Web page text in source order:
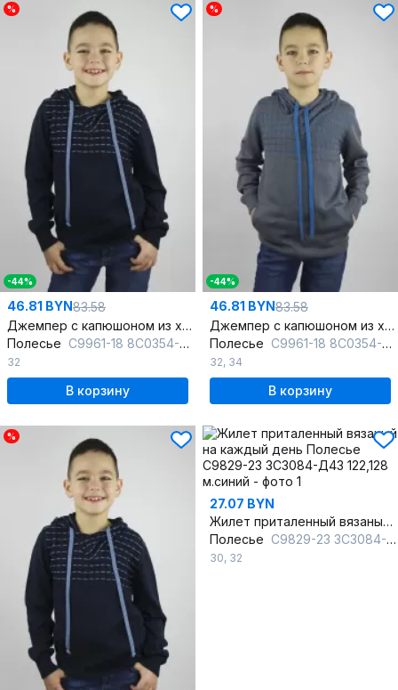
%
-44%
46.81 BYN83.58
Джемпер с капюшоном из хлопка для стильного casual
Полесье С9961-18 8С0354-Д43 122,128 т.синий
32
В корзину
%
-44%
46.81 BYN83.58
Джемпер с капюшоном из хлопка для комфорта каждый день
Полесье С9961-18 8С0354-Д43 134,140 дипломат
32, 34
В корзину
%
27.07 BYN
Жилет приталенный вязаный на каждый день
Полесье С9829-23 3С3084-Д43 122,128 м.синий
30, 32